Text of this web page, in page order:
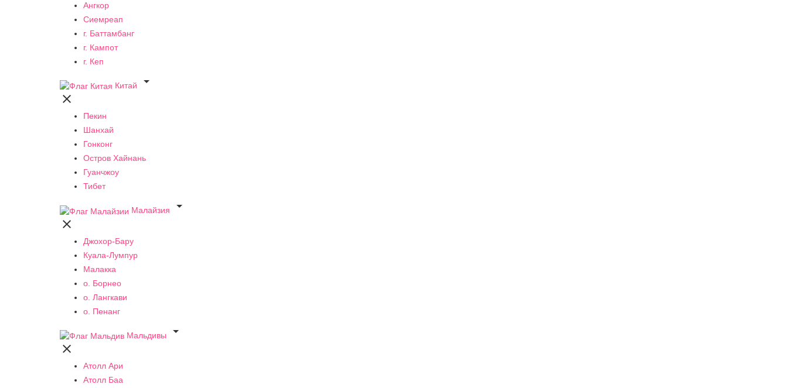
Ангкор
Сиемреап
г. Баттамбанг
г. Кампот
г. Кеп
Китай


Пекин
Шанхай
Гонконг
Остров Хайнань
Гуанчжоу
Тибет
Малайзия


Джохор-Бару
Куала-Лумпур
Малакка
о. Борнео
о. Лангкави
о. Пенанг
Мальдивы


Атолл Ари
Атолл Баа